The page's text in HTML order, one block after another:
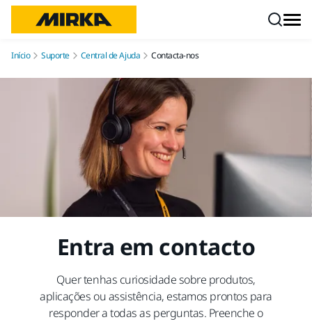
Início Suporte Central de Ajuda Contacta-nos
Entra em contacto
Quer tenhas curiosidade sobre produtos,
aplicações ou assistência, estamos prontos para
responder a todas as perguntas. Preenche o